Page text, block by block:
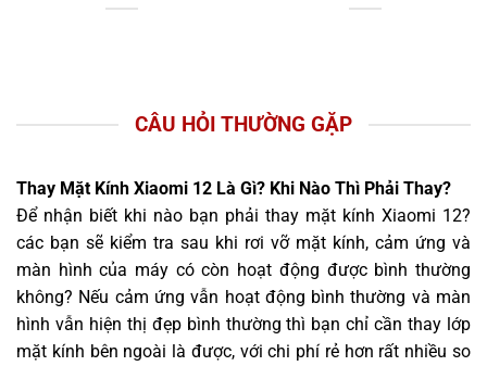
CÂU HỎI THƯỜNG GẶP
Thay Mặt Kính Xiaomi 12 Là Gì? Khi Nào Thì Phải Thay?
Để nhận biết khi nào bạn phải thay mặt kính Xiaomi 12?
các bạn sẽ kiểm tra sau khi rơi vỡ mặt kính, cảm ứng và
màn hình của máy có còn hoạt động được bình thường
không? Nếu cảm ứng vẫn hoạt động bình thường và màn
hình vẫn hiện thị đẹp bình thường thì bạn chỉ cần thay lớp
mặt kính bên ngoài là được, với chi phí rẻ hơn rất nhiều so